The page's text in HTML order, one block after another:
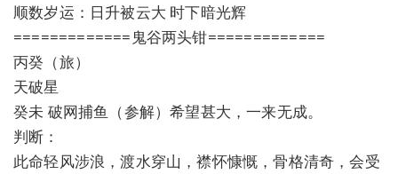
顺数岁运：日升被云大 时下暗光辉
=============鬼谷两头钳=============
丙癸（旅）
天破星
癸未 破网捕鱼（参解）希望甚大，一来无成。
判断：
此命轻风涉浪，渡水穿山，襟怀慷慨，骨格清奇，会受